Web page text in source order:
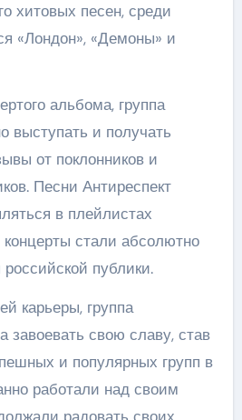
хитовых песен, среди
«Лондон», «Демоны» и
альбома, группа
выступать и получать
от поклонников и
Песни Антиреспект
в плейлистах
стали абсолютно
публики.
карьеры, группа
завоевать свою славу, став
и популярных групп в
работали над своим